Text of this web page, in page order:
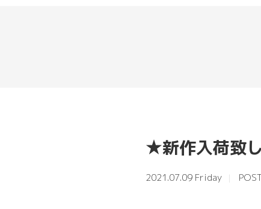
★新作入荷致
2021.07.09 Friday